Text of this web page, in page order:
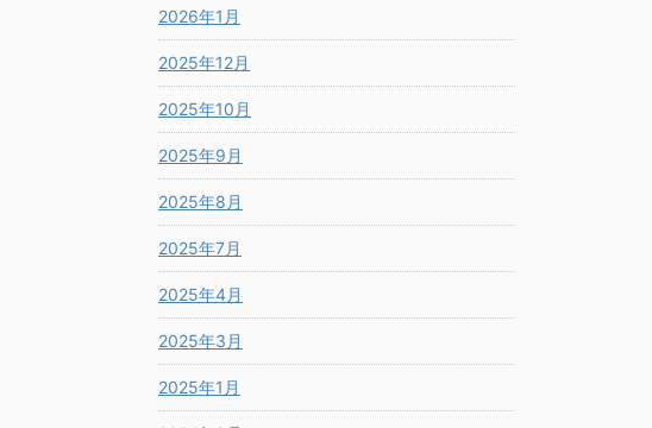
2026年1月
2025年12月
2025年10月
2025年9月
2025年8月
2025年7月
2025年4月
2025年3月
2025年1月